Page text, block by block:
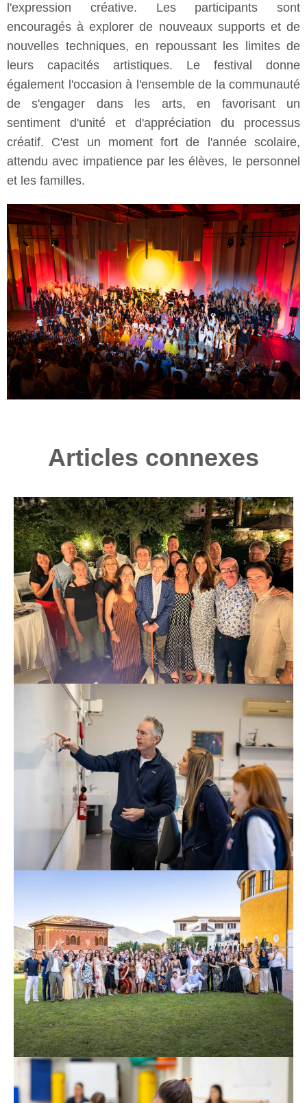
l'expression créative. Les participants sont
encouragés à explorer de nouveaux supports et de
nouvelles techniques, en repoussant les limites de
leurs capacités artistiques. Le festival donne
également l'occasion à l'ensemble de la communauté
de s'engager dans les arts, en favorisant un
sentiment d'unité et d'appréciation du processus
créatif. C'est un moment fort de l'année scolaire,
attendu avec impatience par les élèves, le personnel
et les familles.
Articles connexes